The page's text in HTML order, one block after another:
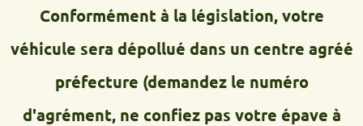
Conformément à la législation, votre
véhicule sera dépollué dans un centre agréé
préfecture (demandez le numéro
d'agrément, ne confiez pas votre épave à